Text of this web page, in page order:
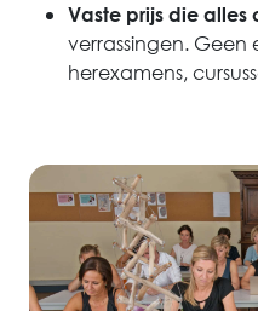
Vaste prijs die alles
verrassingen. Geen
herexamens,